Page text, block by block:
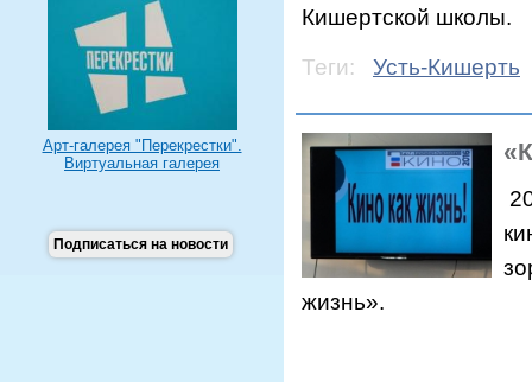
Арт-галерея "Перекрестки".
Виртуальная галерея
Подписаться на новости
Кишертской школы.
Теги:
Усть-Кишерть
жизнь».